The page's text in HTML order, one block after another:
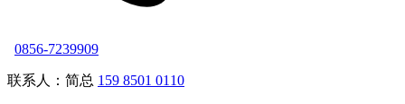
0856-7239909
联系人：简总 159 8501 0110